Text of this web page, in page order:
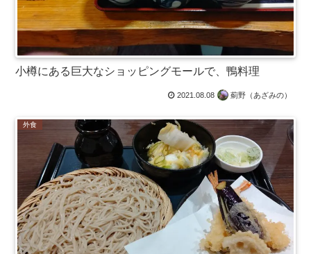
小樽にある巨大なショッピングモールで、鴨料理
2021.08.08 薊野（あざみの）
外食